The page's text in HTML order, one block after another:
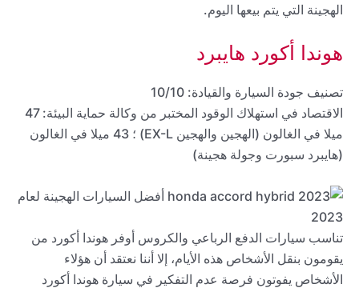
الهجينة التي يتم بيعها اليوم.
هوندا أكورد هايبرد
تصنيف جودة السيارة والقيادة: 10/10
الاقتصاد في استهلاك الوقود المختبر من وكالة حماية البيئة: 47
ميلا في الغالون (الهجين والهجين EX-L) ؛ 43 ميلا في الغالون
(هايبرد سبورت وجولة هجينة)
تناسب سيارات الدفع الرباعي والكروس أوفر هوندا أكورد من
يقومون بنقل الأشخاص هذه الأيام، إلا أننا نعتقد أن هؤلاء
الأشخاص يفوتون فرصة عدم التفكير في سيارة هوندا أكورد